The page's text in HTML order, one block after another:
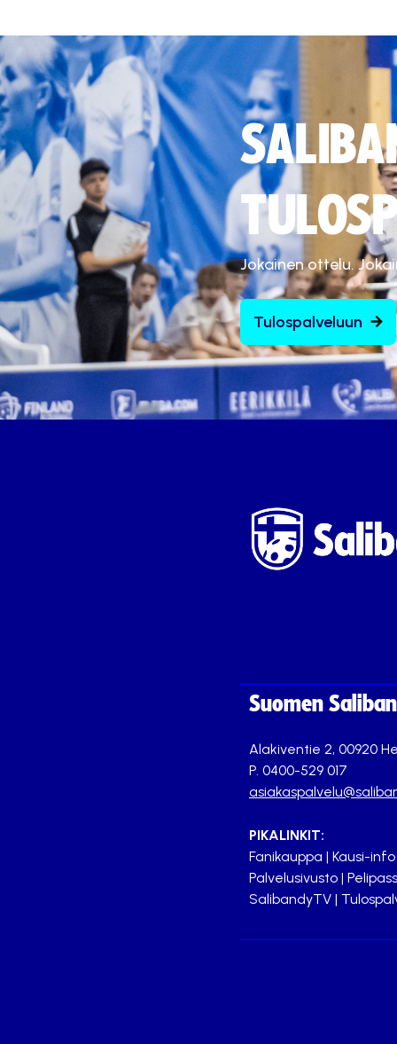
Jokainen ottelu.
Tulospalveluun
Suomen
Alakiventie 2, 00920
P. 0400-529 017
PIKALINKIT:
Fanikauppa | Kausi-info
Palvelusivusto |
SalibandyTV |